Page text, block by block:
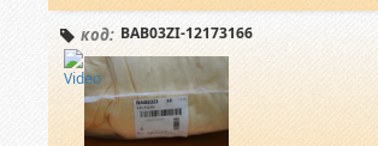
код: BAB03ZI-12173166